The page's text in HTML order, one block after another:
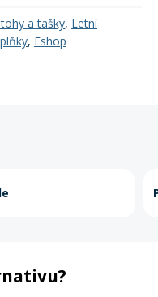
a tašky, Letní
, Eshop